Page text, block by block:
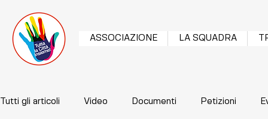
ASSOCIAZIONE LA SQUADRA
Tutti gli articoli Video Documenti Petizioni